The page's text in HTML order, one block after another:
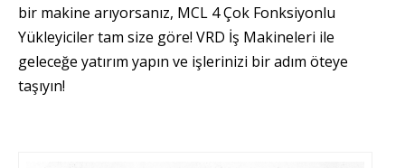
bir makine arıyorsanız, MCL 4 Çok Fonksiyonlu
Yükleyiciler tam size göre! VRD İş Makineleri ile
geleceğe yatırım yapın ve işlerinizi bir adım öteye
taşıyın!